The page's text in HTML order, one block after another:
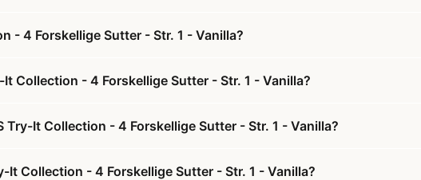
- 4 Forskellige Sutter - Str. 1 - Vanilla?
Collection - 4 Forskellige Sutter - Str. 1 - Vanilla?
Try-It Collection - 4 Forskellige Sutter - Str. 1 - Vanilla?
It Collection - 4 Forskellige Sutter - Str. 1 - Vanilla?